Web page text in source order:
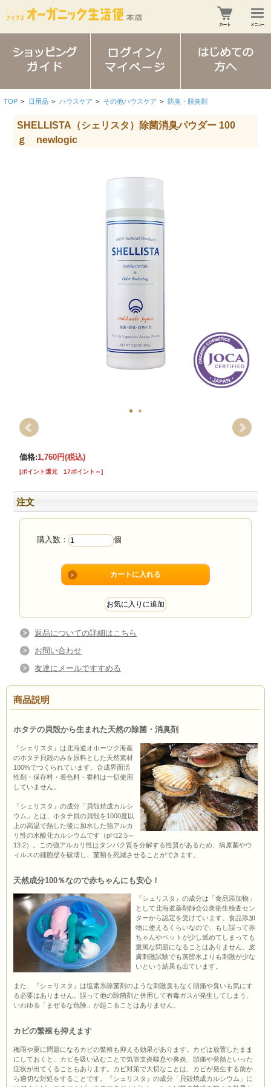
TOP > 日用品 > ハウスケア > その他ハウスケア > 防臭・脱臭剤
SHELLISTA（シェリスタ）除菌消臭パウダー 100
ｇ newlogic
価格:1,760円(税込)
[ポイント還元 17ポイント～]
注文
購入数： 個
返品についての詳細はこちら
お問い合わせ
友達にメールですすめる
商品説明
ホタテの貝殻から生まれた天然の除菌・消臭剤
『シェリスタ』は北海道オホーツク海産
のホタテ貝殻のみを原料とした天然素材
100%でつくられています。合成界面活
性剤・保存料・着色料・香料は一切使用
していません。
『シェリスタ』の成分「貝殻焼成カルシ
ウム」とは、ホタテ貝の貝殻を1000度以
上の高温で熱した後に加水した強アルカ
リ性の水酸化カルシウムです（pH12.5～
13.2）。この強アルカリ性はタンパク質を分解する性質があるため、病原菌やウ
ィルスの細胞壁を破壊し、菌類を死滅させることができます。
天然成分100％なので赤ちゃんにも安心！
『シェリスタ』の成分は「食品添加物」
として北海道薬剤師会公衆衛生検査セン
ターから認定を受けています。食品添加
物に使えるくらいなので、もし誤って赤
ちゃんやペットが少し舐めてしまっても
重篤な問題になることはありません。皮
膚刺激試験でも蒸留水よりも刺激が少な
いという結果も出ています。
また、『シェリスタ』は塩素系除菌剤のような刺激臭もなく頭痛や臭いも気にす
る必要はありません。誤って他の除菌剤と併用して有毒ガスが発生してしまう、
いわゆる「まぜるな危険」が起こることはありません。
カビの繁殖も抑えます
梅雨や夏に問題になるカビの繁殖も抑える効果があります。カビは放置したまま
にしておくと、カビを吸い込むことで気管支炎喘息や鼻炎、頭痛や発熱といった
症状が出てくることもあります。カビ対策で大切なことは、カビが発生する前か
ら適切な対処をすることです。『シェリスタ』の成分「貝殻焼成カルシウム」に